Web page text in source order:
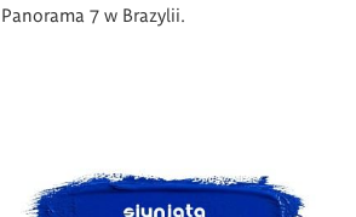
Panorama 7 w Brazylii.